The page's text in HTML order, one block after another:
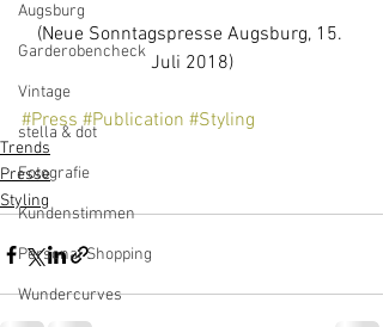
Augsburg
Garderobencheck
Vintage
stella & dot
Fotografie
Kundenstimmen
Personal Shopping
Wundercurves
(Neue Sonntagspresse Augsburg, 15.
Juli 2018)
#Press #Publication #Styling
Trends
Presse
Styling